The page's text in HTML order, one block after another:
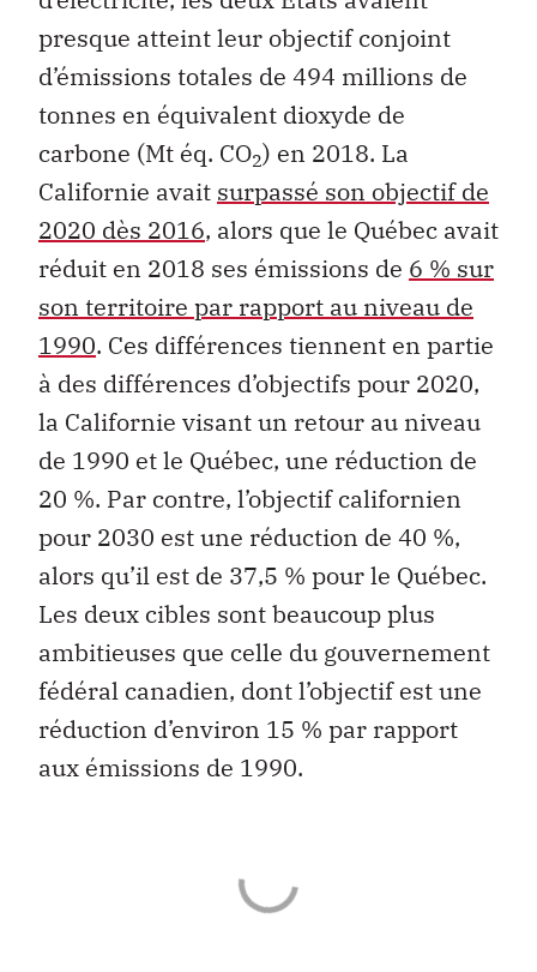
presque atteint leur objectif conjoint
d’émissions totales de 494 millions de
tonnes en équivalent dioxyde de
carbone (Mt éq. CO2) en 2018. La
Californie avait surpassé son objectif de
2020 dès 2016, alors que le Québec avait
réduit en 2018 ses émissions de 6 % sur
son territoire par rapport au niveau de
1990. Ces différences tiennent en partie
à des différences d’objectifs pour 2020,
la Californie visant un retour au niveau
de 1990 et le Québec, une réduction de
20 %. Par contre, l’objectif californien
pour 2030 est une réduction de 40 %,
alors qu’il est de 37,5 % pour le Québec.
Les deux cibles sont beaucoup plus
ambitieuses que celle du gouvernement
fédéral canadien, dont l’objectif est une
réduction d’environ 15 % par rapport
aux émissions de 1990.